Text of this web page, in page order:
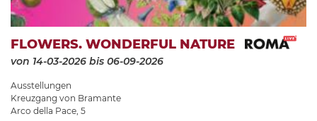
FLOWERS. WONDERFUL NATURE
von 14-03-2026 bis 06-09-2026
Ausstellungen
Kreuzgang von Bramante
Arco della Pace, 5